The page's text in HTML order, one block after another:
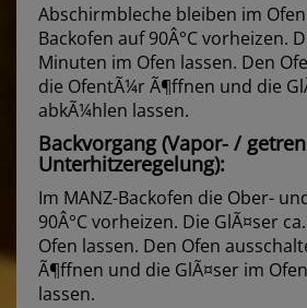
Abschirmbleche bleiben im
Backofen auf 90Â°C vorheizen.
Minuten im Ofen lassen. Den
die OfentÃ¼r Ã¶ffnen und die
abkÃ¼hlen lassen.
Backvorgang (Vapor- /
Unterhitzeregelung):
Im MANZ-Backofen die Ober-
90Â°C vorheizen. Die GlÃ¤ser
Ofen lassen. Den Ofen
Ã¶ffnen und die GlÃ¤ser im
lassen.